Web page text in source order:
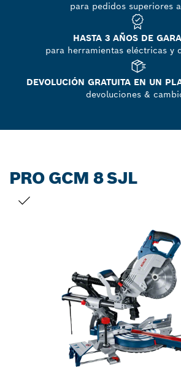
para pedidos superiores
HASTA 3 AÑOS DE
para herramientas eléctricas y
DEVOLUCIÓN GRATUITA EN UN
devoluciones &
PRO GCM 8 SJL